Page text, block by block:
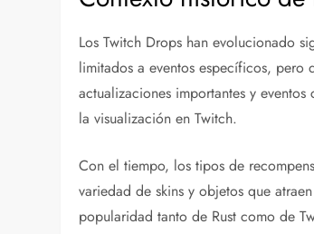
Los Twitch Drops han evolucionado
limitados a eventos específicos, pero
actualizaciones importantes y
la visualización en Twitch.
Con el tiempo, los tipos de
variedad de skins y objetos que
popularidad tanto de Rust como de